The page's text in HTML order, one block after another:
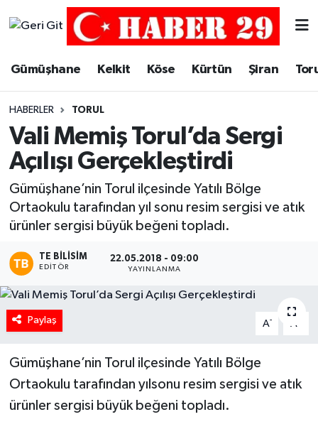
Gümüşhane Kelkit Köse Kürtün Şiran
HABERLER TORUL
Vali Memiş Torul’da Sergi
Açılışı Gerçekleştirdi
Gümüşhane’nin Torul ilçesinde Yatılı Bölge
Ortaokulu tarafından yıl sonu resim sergisi ve atık
ürünler sergisi büyük beğeni topladı.
TE BILISIM
EDITÖR
22.05.2018 - 09:00
YAYINLANMA
Paylaş A- A
Gümüşhane’nin Torul ilçesinde Yatılı Bölge
Ortaokulu tarafından yılsonu resim sergisi ve atık
ürünler sergisi büyük beğeni topladı.
Merkez Trafik Yoğunluk Haritası
Süper Lig Puan Durumu ve Fikstür
Tüm Manşetler
Son Dakika Haberleri
Haber Arşivi